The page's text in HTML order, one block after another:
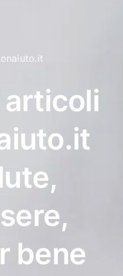
articoli
bene